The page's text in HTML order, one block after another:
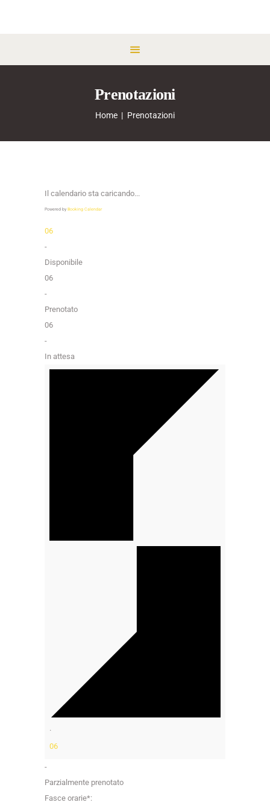
Prenotazioni
Home Prenotazioni
Il calendario sta caricando...
Powered by Booking Calendar
06
-
Disponibile
06
-
Prenotato
06
-
In attesa
·
06
-
Parzialmente prenotato
Fasce orarie*: